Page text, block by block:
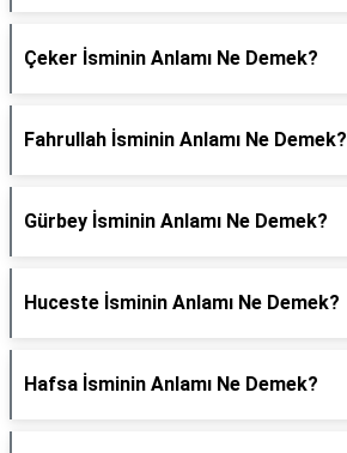
Çeker İsminin Anlamı Ne Demek?
Fahrullah İsminin Anlamı Ne Demek?
Gürbey İsminin Anlamı Ne Demek?
Huceste İsminin Anlamı Ne Demek?
Hafsa İsminin Anlamı Ne Demek?